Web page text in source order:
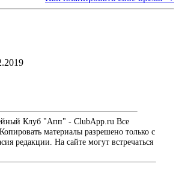
Клуб "Апп" - ClubApp.ru Все
материалы разрешено только с
редакции. На сайте могут встречаться